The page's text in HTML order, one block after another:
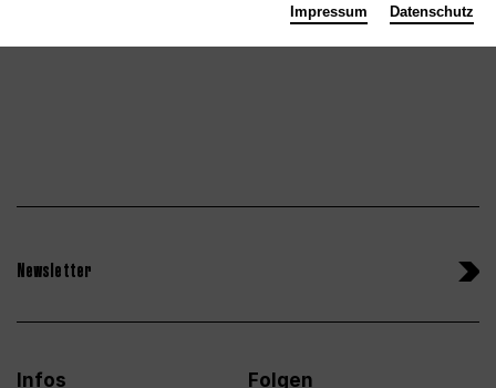
Newsletter
Infos
Folgen
Impressum Datenschutz